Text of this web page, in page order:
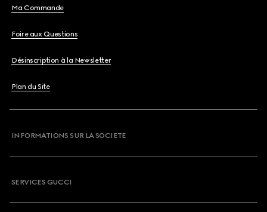
Ma Commande
Foire aux Questions
Désinscription à la Newsletter
Plan du Site
INFORMATIONS SUR LA SOCIETE
SERVICES GUCCI